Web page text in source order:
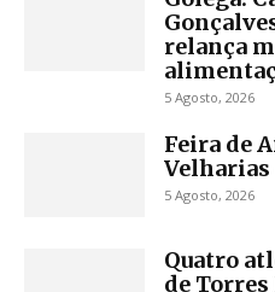
relança
5 Agosto, 2026
Feira de
5 Agosto, 2026
Quatro
de